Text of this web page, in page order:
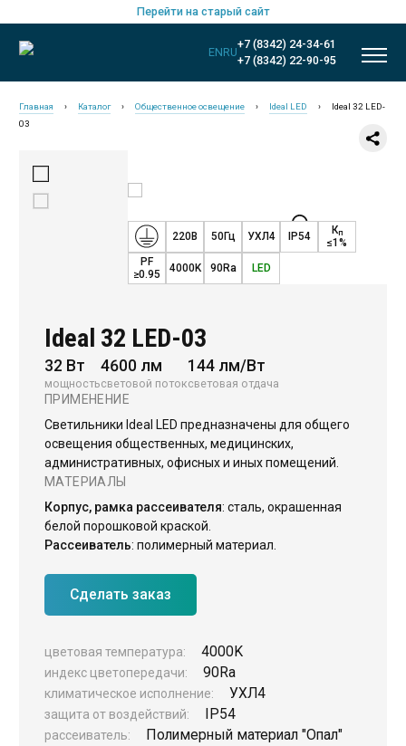
Перейти на старый сайт
ENRU
+7 (8342) 24-34-61
+7 (8342) 22-90-95
Новинки
Общественное освещение
Промышленное освещение
Торговое модульное освещение
Облучатели
Прожекторное освещение
Освещение информационных и классных досок
Комплектующие для светильников
Главная › Каталог › Общественное освещение › Ideal LED ›
Ideal 32 LED-
03
220В 50Гц УХЛ4 IP54 Кп
≤1%
PF
≥0.95
4000K 90Ra LED
Ideal 32 LED-03
32 Вт
мощность
4600 лм
световой поток
144 лм/Вт
световая отдача
ПРИМЕНЕНИЕ
Светильники Ideal LED предназначены для общего
освещения общественных, медицинских,
административных, офисных и иных помещений.
МАТЕРИАЛЫ
Корпус, рамка рассеивателя: сталь, окрашенная
белой порошковой краской.
Рассеиватель: полимерный материал.
Сделать заказ
цветовая температура: 4000K
индекс цветопередачи: 90Ra
климатическое исполнение: УХЛ4
защита от воздействий: IP54
рассеиватель: Полимерный материал "Опал"